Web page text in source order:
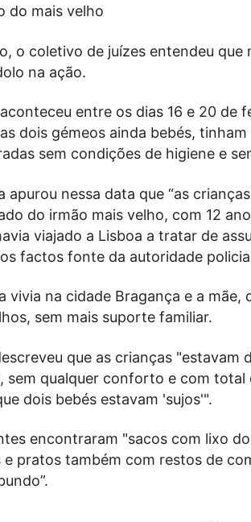
do mais velho
o coletivo de juízes entendeu
na ação.
entre os dias 16 e 20 de
dois gémeos ainda bebés, tinham
sem condições de higiene e
apurou nessa data que “as
do irmão mais velho, com 12
viajado a Lisboa a tratar de
factos fonte da autoridade
vivia na cidade Bragança e a
sem mais suporte familiar.
que as crianças "estavam
sem qualquer conforto e com total
dois bebés estavam 'sujos'".
encontraram "sacos com lixo
e pratos também com restos de